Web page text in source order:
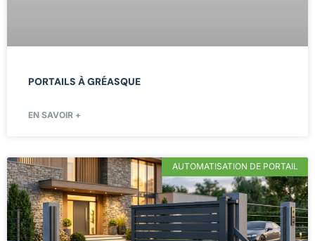
PORTAILS À GRÉASQUE
EN SAVOIR +
AUTOMATISATION DE PORTAIL